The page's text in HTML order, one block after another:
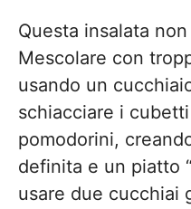
Questa insalata
Mescolare con
usando un
schiacciare i
pomodorini,
definita e un piatto
usare due cucchiai